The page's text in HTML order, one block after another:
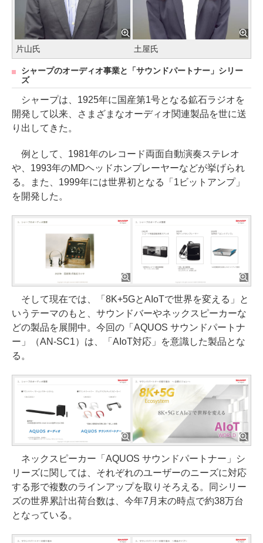
片山氏 土屋氏
シャープのオーディオ事業と「サウンドパートナー」シリー
ズ
シャープは、1925年に国産第1号となる鉱石ラジオを
開発して以来、さまざまなオーディオ関連製品を世に送
り出してきた。
例として、1981年のレコード両面自動演奏ステレオ
や、1993年のMDヘッドホンプレーヤーなどが挙げられ
る。また、1999年には世界初となる「1ビットアンプ」
を開発した。
そして現在では、「8K+5GとAIoTで世界を変える」と
いうテーマのもと、サウンドバーやネックスピーカーな
どの製品を展開中。今回の「AQUOS サウンドパートナ
ー」（AN-SC1）は、「AIoT対応」を意識した製品とな
る。
ネックスピーカー「AQUOS サウンドパートナー」シ
リーズに関しては、それぞれのユーザーのニーズに対応
する形で複数のラインアップを取りそろえる。同シリー
ズの世界累計出荷台数は、今年7月末の時点で約38万台
となっている。